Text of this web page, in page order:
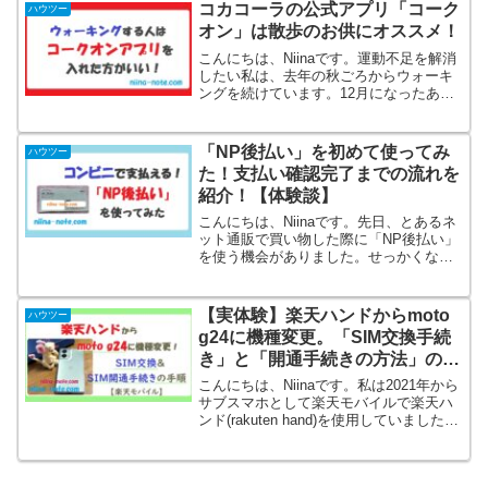
す)＆その後も1GBまでなら0円」しか
も、一部の端末は...
ハウツー
コカコーラの公式アプリ「コーク
オン」は散歩のお供にオススメ！
こんにちは、Niinaです。運動不足を解消
したい私は、去年の秋ごろからウォーキ
ングを続けています。12月になったある
を入れてみることに。実際に入れてみ
て、思った...
ハウツー
「NP後払い」を初めて使ってみ
た！支払い確認完了までの流れを
紹介！【体験談】
こんにちは、Niinaです。先日、とあるネ
ット通販で買い物した際に「NP後払い」
を使う機会がありました。せっかくなの
てみようと思います。利用しようか迷っ
ている方の参考に...
ハウツー
【実体験】楽天ハンドからmoto
g24に機種変更。「SIM交換手続
き」と「開通手続きの方法」の手
順！【楽天モバイル】
こんにちは、Niinaです。私は2021年から
サブスマホとして楽天モバイルで楽天ハ
ンド(rakuten hand)を使用していました。